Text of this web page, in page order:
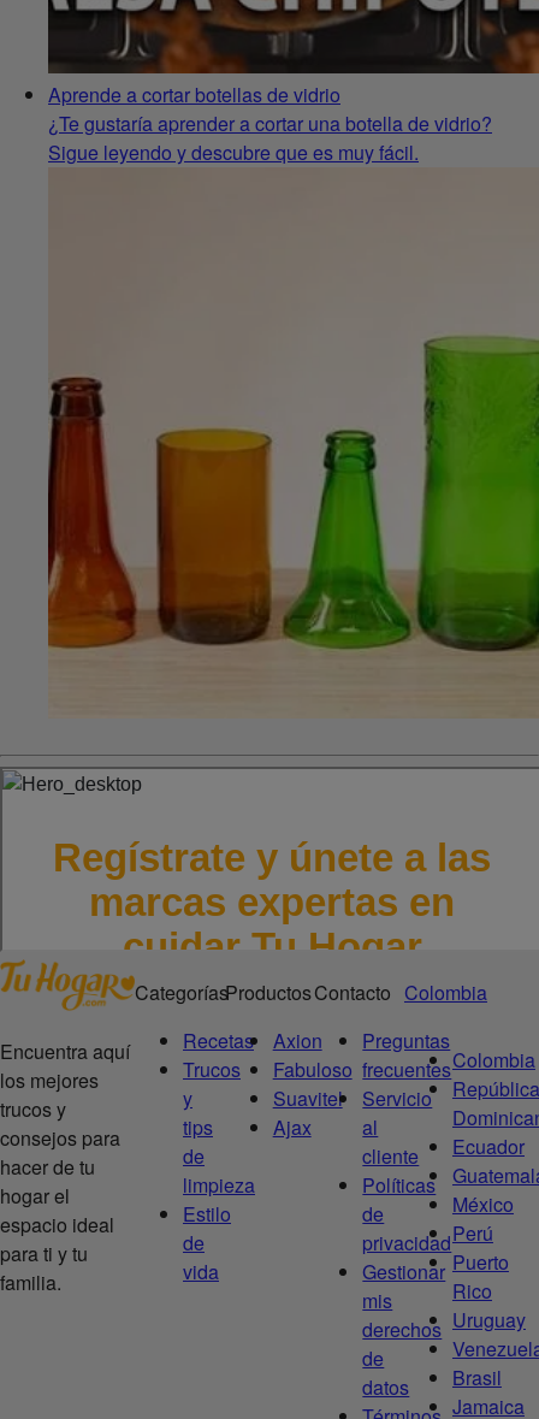
Aprende a cortar botellas de vidrio
¿Te gustaría aprender a cortar una botella de vidrio?
Sigue leyendo y descubre que es muy fácil.
Encuentra aquí
los mejores
trucos y
consejos para
hacer de tu
hogar el
espacio ideal
para ti y tu
familia.
Categorías
Recetas
Trucos
y
tips
de
limpieza
Estilo
de
vida
Productos
Axion
Fabuloso
Suavitel
Ajax
Contacto
Preguntas
frecuentes
Servicio
al
cliente
Políticas
de
privacidad
Gestionar
mis
derechos
de
datos
Colombia
Colombia
República
Ecuador
México
Perú
Puerto
Rico
Uruguay
Brasil
Jamaica